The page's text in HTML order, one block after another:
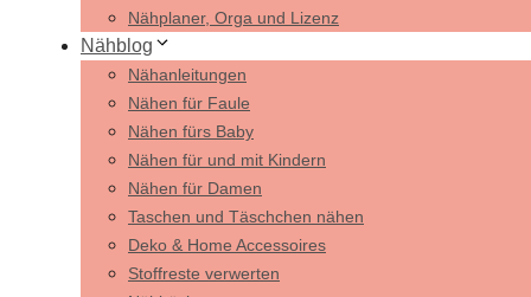
Nähplaner, Orga und Lizenz
Nähblog
Nähanleitungen
Nähen für Faule
Nähen fürs Baby
Nähen für und mit Kindern
Nähen für Damen
Taschen und Täschchen nähen
Deko & Home Accessoires
Stoffreste verwerten